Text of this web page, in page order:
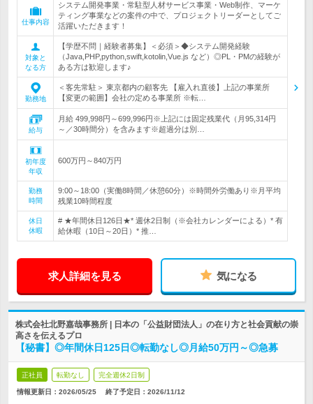
仕事内容
システム開発事業・常駐型人材サービス事業・Web制作、マーケ
ティング事業などの案件の中で、プロジェクトリーダーとしてご
活躍いただきます！
対象と
なる方
【学歴不問｜経験者募集】＜必須＞◆システム開発経験
（Java,PHP,python,swift,kotolin,Vue.js など）◎PL・PMの経験が
ある方は歓迎します♪
勤務地
＜客先常駐＞ 東京都内の顧客先 【雇入れ直後】上記の事業所
【変更の範囲】会社の定める事業所 ※転…
給与
月給 499,998円～699,996円※上記には固定残業代（月95,314円
～／30時間分）を含みます※超過分は別…
初年度
年収
600万円～840万円
勤務
時間
9:00～18:00（実働8時間／休憩60分）※時間外労働あり※月平均
残業10時間程度
休日
休暇
# ★年間休日126日★* 週休2日制（※会社カレンダーによる）* 有
給休暇（10日～20日）* 推…
求人詳細を見る 気になる
株式会社北野嘉哉事務所 | 日本の「公益財団法人」の在り方と社会貢献の崇
高さを伝えるプロ
【秘書】◎年間休日125日◎転勤なし◎月給50万円～◎急募
正社員 転勤なし 完全週休2日制
情報更新日：2026/05/25 終了予定日： 2026/11/12